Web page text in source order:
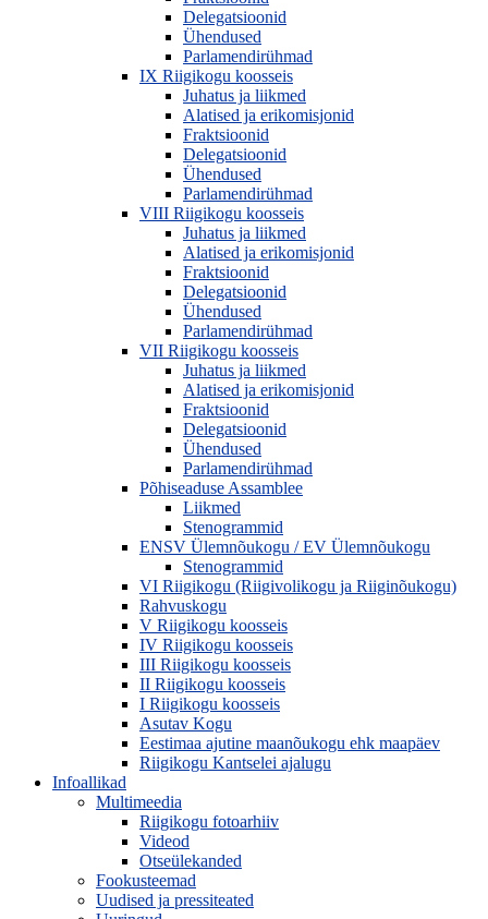
Delegatsioonid
Ühendused
Parlamendirühmad
IX Riigikogu koosseis
Juhatus ja liikmed
Alatised ja erikomisjonid
Fraktsioonid
Delegatsioonid
Ühendused
Parlamendirühmad
VIII Riigikogu koosseis
Juhatus ja liikmed
Alatised ja erikomisjonid
Fraktsioonid
Delegatsioonid
Ühendused
Parlamendirühmad
VII Riigikogu koosseis
Juhatus ja liikmed
Alatised ja erikomisjonid
Fraktsioonid
Delegatsioonid
Ühendused
Parlamendirühmad
Põhiseaduse Assamblee
Liikmed
Stenogrammid
ENSV Ülemnõukogu / EV Ülemnõukogu
Stenogrammid
VI Riigikogu (Riigivolikogu ja Riiginõukogu)
Rahvuskogu
V Riigikogu koosseis
IV Riigikogu koosseis
III Riigikogu koosseis
II Riigikogu koosseis
I Riigikogu koosseis
Asutav Kogu
Eestimaa ajutine maanõukogu ehk maapäev
Riigikogu Kantselei ajalugu
Infoallikad
Multimeedia
Riigikogu fotoarhiiv
Videod
Otseülekanded
Fookusteemad
Uudised ja pressiteated